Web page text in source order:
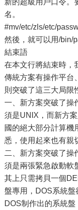
新的超級用戶口令。
名。
#mv/etc/zls/etc/
然後，就可以用/bin/
結束語
在本文行將結束時，
傳統方案有操作平台
則突破了這三大局限
一、新方案突破了操
須是UNIX，而新方
國的絕大部分計算機
悉，使用起來也有親
二、新方案突破了操
須是兩張緊急啟動軟
其上只需拷貝一個
盤專用，DOS系統
DOS制作出的系統